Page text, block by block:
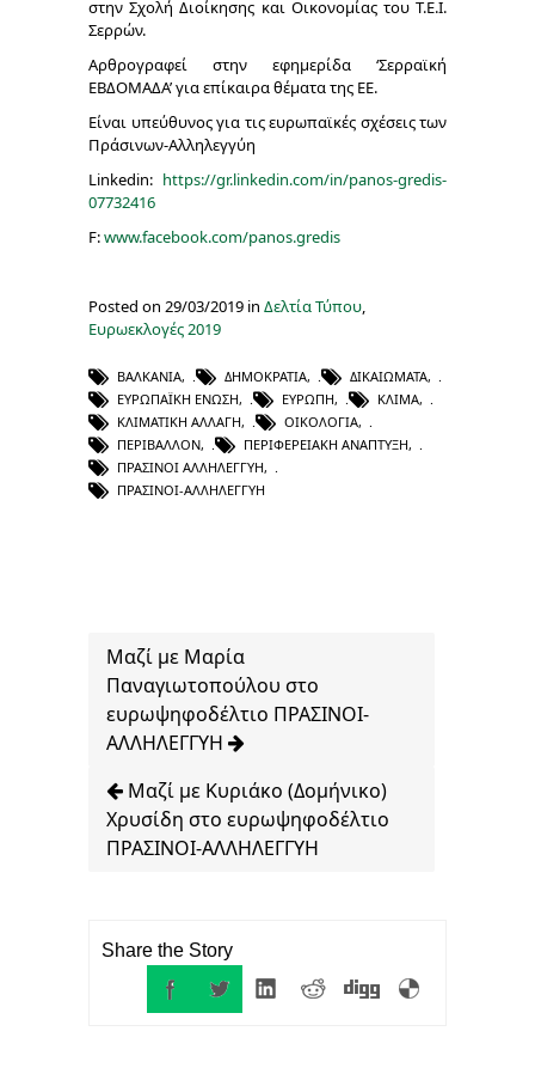
στην Σχολή Διοίκησης και Οικονομίας του Τ.Ε.Ι.
Σερρών.
Αρθρογραφεί στην εφημερίδα ‘Σερραϊκή
ΕΒΔΟΜΑΔΑ’ για επίκαιρα θέματα της ΕΕ.
Είναι υπεύθυνος για τις ευρωπαϊκές σχέσεις των
Πράσινων-Αλληλεγγύη
Linkedin: https://gr.linkedin.com/in/panos-gredis-
07732416
F:www.facebook.com/panos.gredis
Posted on 29/03/2019 in Δελτία Τύπου,
Ευρωεκλογές 2019
ΒΑΛΚΆΝΙΑ, ΔΗΜΟΚΡΑΤΊΑ, ΔΙΚΑΙΏΜΑΤΑ,
ΕΥΡΩΠΑΪΚΉ ΈΝΩΣΗ, ΕΥΡΏΠΗ, ΚΛΊΜΑ,
ΚΛΙΜΑΤΙΚΉ ΑΛΛΑΓΉ, ΟΙΚΟΛΟΓΊΑ,
ΠΕΡΙΒΆΛΛΟΝ, ΠΕΡΙΦΕΡΕΙΑΚΉ ΑΝΆΠΤΥΞΗ,
ΠΡΆΣΙΝΟΙ ΑΛΛΗΛΕΓΓΎΗ,
ΠΡΑΣΙΝΟΙ-ΑΛΛΗΛΕΓΓΥΗ
Μαζί με Μαρία
Παναγιωτοπούλου στο
ευρωψηφοδέλτιο ΠΡΑΣΙΝΟΙ-
ΑΛΛΗΛΕΓΓΥΗ
Μαζί με Κυριάκο (Δομήνικο)
Χρυσίδη στο ευρωψηφοδέλτιο
ΠΡΑΣΙΝΟΙ-ΑΛΛΗΛΕΓΓΥΗ
Share the Story